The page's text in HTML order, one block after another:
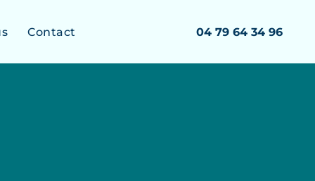
Contact 04 79 64 34 96